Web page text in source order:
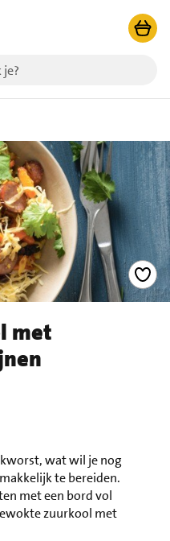
met
wat wil je nog
te bereiden.
met een bord vol
zuurkool met